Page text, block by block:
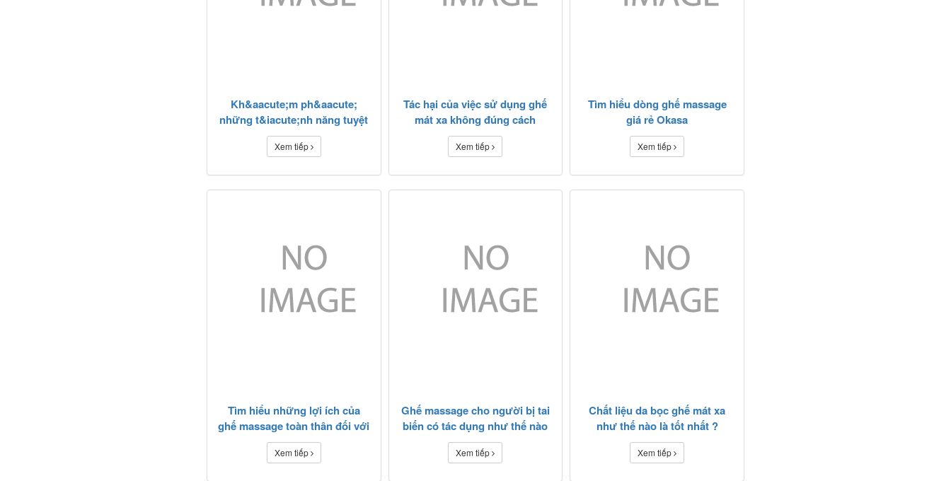
Kh&aacute;m ph&aacute;
những t&iacute;nh năng tuyệt
vời của ghế matxa gi&aacute;
rẻ Okasa
Xem tiếp
Tác hại của việc sử dụng ghế
mát xa không đúng cách
Xem tiếp
Tìm hiểu dòng ghế massage
giá rẻ Okasa
Xem tiếp
Tìm hiểu những lợi ích của
ghế massage toàn thân đối với
sức khỏe
Xem tiếp
Ghế massage cho người bị tai
biến có tác dụng như thế nào
?
Xem tiếp
Chất liệu da bọc ghế mát xa
như thế nào là tốt nhất ?
Xem tiếp